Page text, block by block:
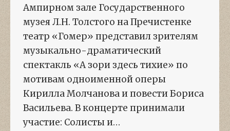
Ампирном зале Государственного
музея Л.Н. Толстого на Пречистенке
театр «Гомер» представил зрителям
музыкально-драматический
спектакль «А зори здесь тихие» по
мотивам одноименной оперы
Кирилла Молчанова и повести Бориса
Васильева. В концерте принимали
участие: Солисты и…